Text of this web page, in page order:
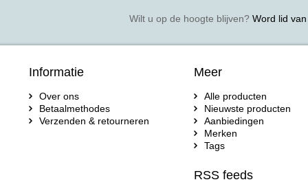
Wilt u op de hoogte blijven?Word lid van
Informatie
Over ons
Betaalmethodes
Verzenden & retourneren
Meer
Alle producten
Nieuwste producten
Aanbiedingen
Merken
Tags
RSS feeds